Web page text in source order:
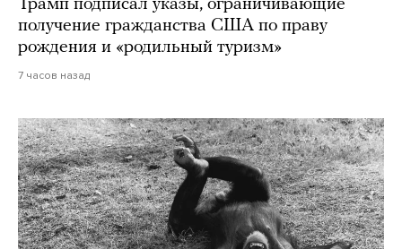
Трамп подписал указы, ограничивающие
получение гражданства США по праву
рождения и «родильный туризм»
7 часов назад